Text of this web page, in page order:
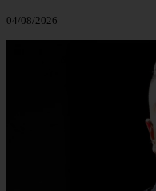
04/08/2026